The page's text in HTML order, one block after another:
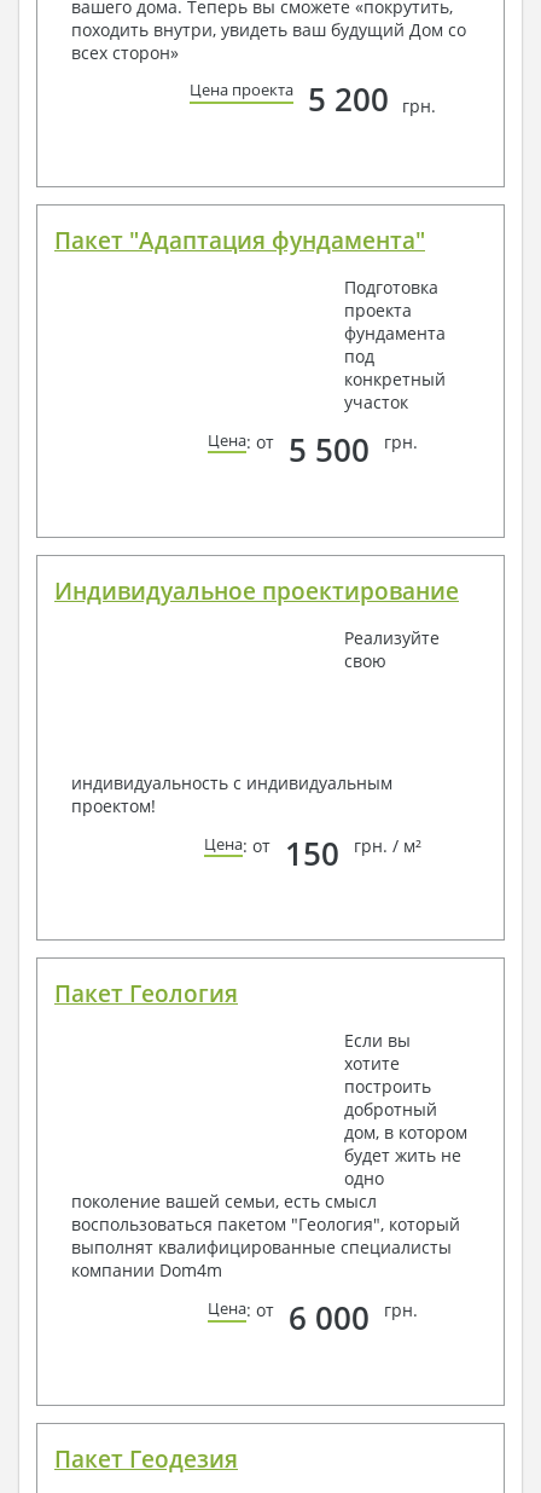
Получить профессиональную консультацию у
наших специалистов, Вы можете любым
способом связи: закажите обратный звонок,
по viber, e-mail, телефон -
вашего дома. Теперь вы сможете «покрутить,
походить внутри, увидеть ваш будущий Дом со
всех сторон»
Цена проекта 5 200 грн.
Пакет "Адаптация фундамента"
Подготовка
проекта
фундамента
под
конкретный
участок
Цена: от 5 500 грн.
Индивидуальное проектирование
Реализуйте
свою
индивидуальность с индивидуальным
проектом!
Цена: от 150 грн. / м²
Пакет Геология
Если вы
хотите
построить
добротный
дом, в котором
будет жить не
одно
поколение вашей семьи, есть смысл
воспользоваться пакетом "Геология", который
выполнят квалифицированные специалисты
компании Dom4m
Цена: от 6 000 грн.
Пакет Геодезия